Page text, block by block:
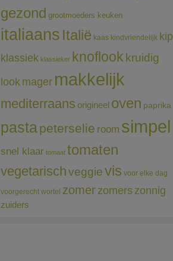
gezond grootmoeders keuken
italiaans Italië kaas kindvriendelijk kip
klassiek klassieker knoflook kruidig
look mager makkelijk
mediterraans origineel oven paprika
pastapeterselie room simpel
snel klaar tomaat tomaten
vegetarischveggievis voor elke dag
voorgerecht wortel zomerzomerszonnig
zuiders